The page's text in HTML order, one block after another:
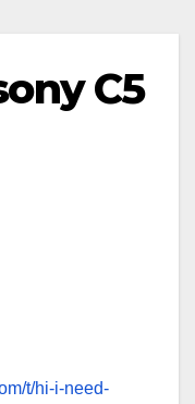
C5
t/hi-i-need-